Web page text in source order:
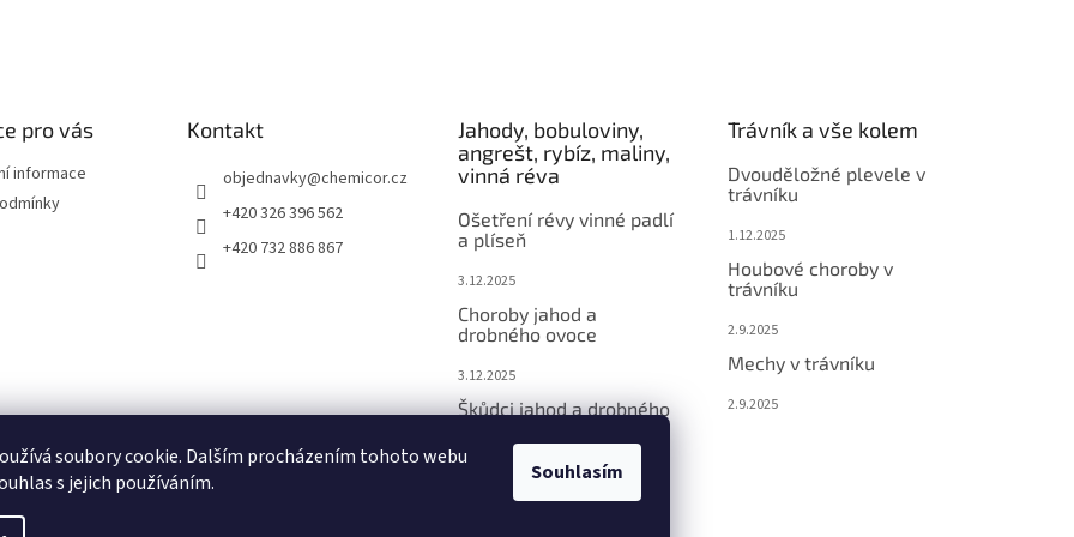
soubory cookie. Dalším procházením tohoto webu
s jejich používáním.
Souhlasím
pro vás
informace
Kontakt
objednavky@chemicor.cz
+420 326 396 562
+420 732 886 867
Jahody, bobuloviny,
angrešt, rybíz, maliny,
vinná réva
Ošetření révy vinné padlí
a plíseň
3.12.2025
Choroby jahod a
drobného ovoce
3.12.2025
Škůdci jahod a drobného
Trávník a vše kolem
Dvouděložné plevele v
trávníku
1.12.2025
Houbové choroby v
trávníku
2.9.2025
Mechy v trávníku
2.9.2025